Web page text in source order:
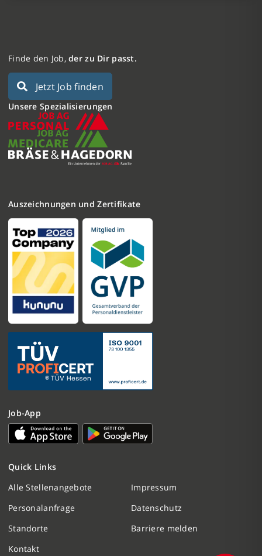
Nachricht schreiben
Initiativbewerbung
Personalanfrage
Finde den Job,der zu Dir passt.
Jetzt Job finden
Unsere Spezialisierungen
Auszeichnungen und Zertifikate
Job-App
Quick Links
Alle Stellenangebote
Personalanfrage
Standorte
Kontakt
Impressum
Datenschutz
Barriere melden